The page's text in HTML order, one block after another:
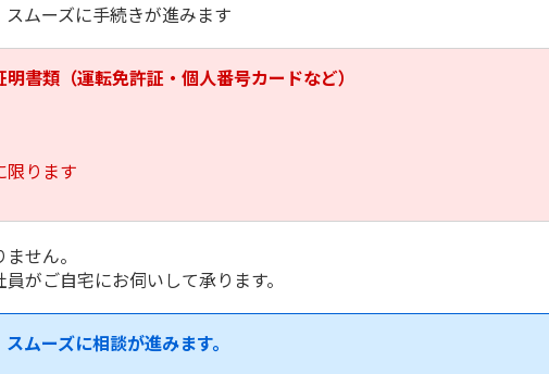
ムーズに手続きが進みます
書類（運転免許証・個人番号カードなど）
ります
せん。
がご自宅にお伺いして承ります。
ムーズに相談が進みます。